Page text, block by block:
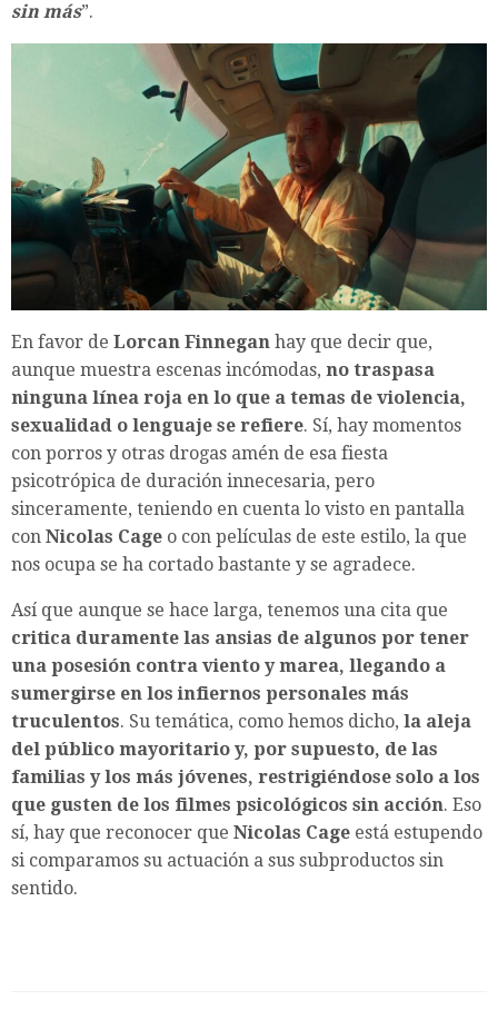
sin más”.
En favor de Lorcan Finnegan hay que decir que,
aunque muestra escenas incómodas, no traspasa
ninguna línea roja en lo que a temas de violencia,
sexualidad o lenguaje se refiere. Sí, hay momentos
con porros y otras drogas amén de esa fiesta
psicotrópica de duración innecesaria, pero
sinceramente, teniendo en cuenta lo visto en pantalla
con Nicolas Cage o con películas de este estilo, la que
nos ocupa se ha cortado bastante y se agradece.
Así que aunque se hace larga, tenemos una cita que
critica duramente las ansias de algunos por tener
una posesión contra viento y marea, llegando a
sumergirse en los infiernos personales más
truculentos. Su temática, como hemos dicho, la aleja
del público mayoritario y, por supuesto, de las
familias y los más jóvenes, restrigiéndose solo a los
que gusten de los filmes psicológicos sin acción. Eso
sí, hay que reconocer que Nicolas Cage está estupendo
si comparamos su actuación a sus subproductos sin
sentido.